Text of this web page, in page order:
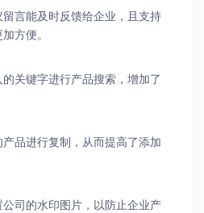
言能及时反馈给企业，且支持
方便。
关键字进行产品搜索，增加了
品进行复制，从而提高了添加
司的水印图片，以防止企业产